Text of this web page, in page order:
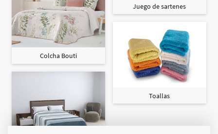
Colcha Bouti
Juego de sartenes
Toallas